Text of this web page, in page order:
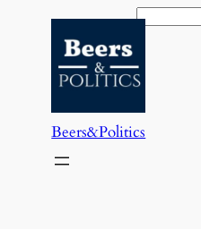
contenido
Buscar
Beers&Politics